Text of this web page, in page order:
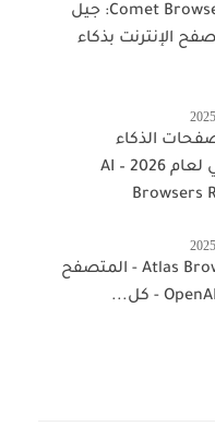
متصفح Comet Browser: جيل
الإنترنت بذكاء
الذكاء
الاصطناعي لعام 2026 – AI
Browsers
Atlas Browser 2026 - المتصفح